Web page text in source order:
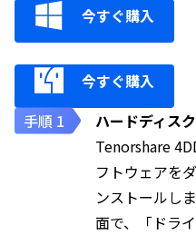
今すぐ購入
今すぐ購入
ハードディス
Tenorshare
フトウェアを
ンストールし
面で、「ドラ